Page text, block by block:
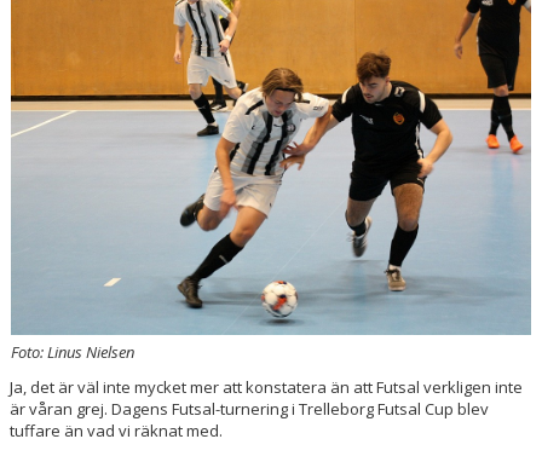
KONTAKT
Foto: Linus Nielsen
Ja, det är väl inte mycket mer att konstatera än att Futsal verkligen inte
är våran grej. Dagens Futsal-turnering i Trelleborg Futsal Cup blev
tuffare än vad vi räknat med.